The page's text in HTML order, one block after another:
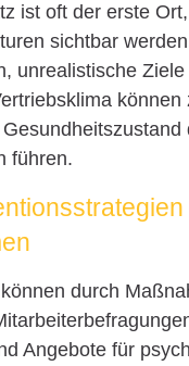
ist oft der erste
sichtbar
unrealistische Ziele
können
führen.
durch
Angebote für